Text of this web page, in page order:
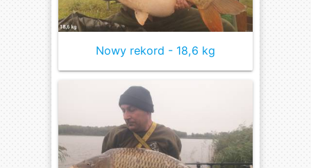
Nowy rekord - 18,6 kg